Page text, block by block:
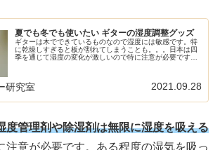
夏でも冬でも使いたい ギターの湿度調整グッズ
ギターは木でできているものなので湿度には敏感です。特
に乾燥しすぎると板が割れてしまうことも。。。日本は四
季を通じて湿度の変化が激しいので特に注意が必要です。
研究室 2021.09.28
度管理剤や除湿剤は無限に湿度を吸える
注意が必要です。ある程度の湿気を吸っ